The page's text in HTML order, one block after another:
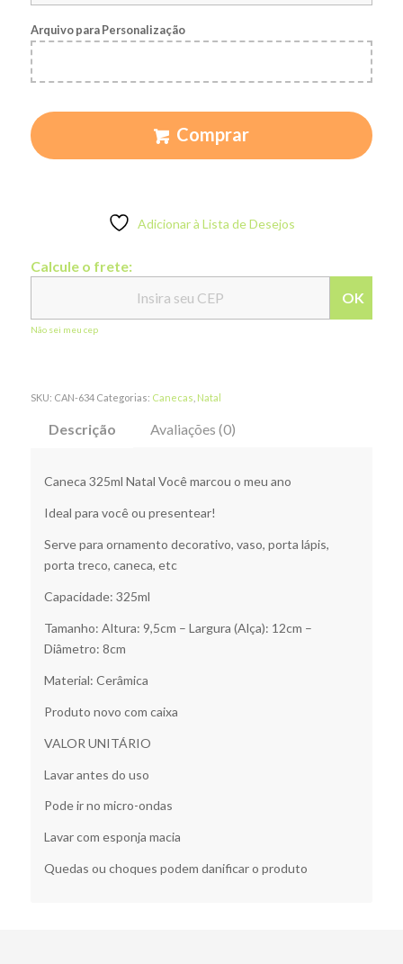
Arquivo para Personalização
Comprar
Adicionar à Lista de Desejos
Calcule o frete:
OK
Não sei meu cep
SKU: CAN-634 Categorias: Canecas Natal
Descrição Avaliações (0)
Caneca 325ml Natal Você marcou o meu ano
Ideal para você ou presentear!
Serve para ornamento decorativo, vaso, porta lápis,
porta treco, caneca, etc
Capacidade: 325ml
Tamanho: Altura: 9,5cm – Largura (Alça): 12cm –
Diâmetro: 8cm
Material: Cerâmica
Produto novo com caixa
VALOR UNITÁRIO
Lavar antes do uso
Pode ir no micro-ondas
Lavar com esponja macia
Quedas ou choques podem danificar o produto